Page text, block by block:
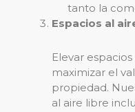
tanto la
Espacios al
Elevar
maximizar el
propiedad.
al aire libre